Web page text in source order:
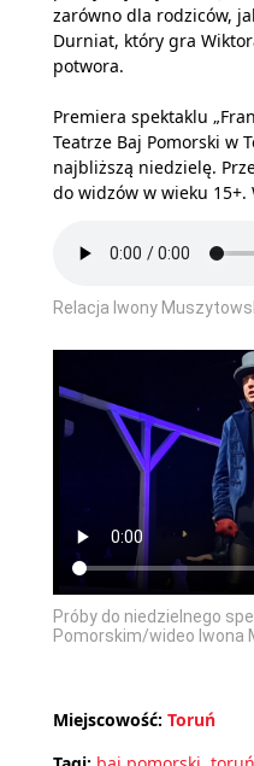
zarówno dla rodziców,
Durniat, który gra
potwora.
Premiera spektaklu
Teatrze Baj Pomorski w
najbliższą niedzielę.
do widzów w wieku 15+.
Relacja Iwony
Próby do niedzielnego
Pomorskim/wideo Iwona
Miejscowość: Toruń